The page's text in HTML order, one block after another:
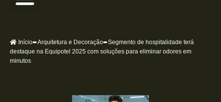
Início➨Arquitetura e Decoração➨Segmento de hospitalidade terá
destaque na Equipotel 2025 com soluções para eliminar odores em
minutos